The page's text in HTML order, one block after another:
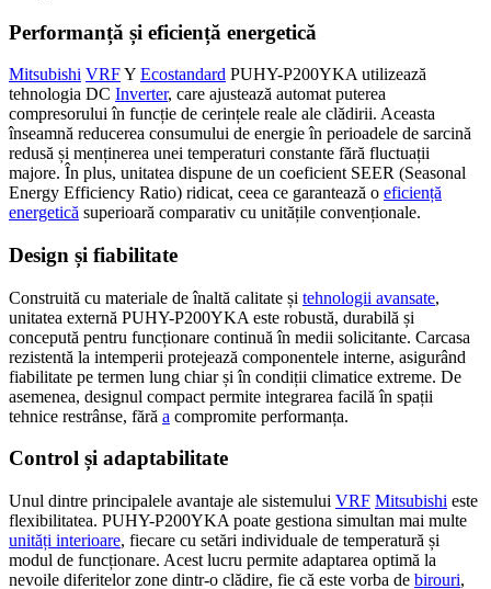
Performanță și eficiență energetică
Mitsubishi VRFY Ecostandard PUHY-P200YKA utilizează
tehnologia DC Inverter, care ajustează automat puterea
compresorului în funcție de cerințele reale ale clădirii. Aceasta
înseamnă reducerea consumului de energie în perioadele de sarcină
redusă și menținerea unei temperaturi constante fără fluctuații
majore. În plus, unitatea dispune de un coeficient SEER (Seasonal
Energy Efficiency Ratio) ridicat, ceea ce garantează o eficiență
energetică superioară comparativ cu unitățile convenționale.
Design și fiabilitate
Construită cu materiale de înaltă calitate și tehnologii avansate,
unitatea externă PUHY-P200YKA este robustă, durabilă și
concepută pentru funcționare continuă în medii solicitante. Carcasa
rezistentă la intemperii protejează componentele interne, asigurând
fiabilitate pe termen lung chiar și în condiții climatice extreme. De
asemenea, designul compact permite integrarea facilă în spații
tehnice restrânse, fără a compromite performanța.
Control și adaptabilitate
Unul dintre principalele avantaje ale sistemului VRF Mitsubishi este
flexibilitatea. PUHY-P200YKA poate gestiona simultan mai multe
unități interioare, fiecare cu setări individuale de temperatură și
modul de funcționare. Acest lucru permite adaptarea optimă la
nevoile diferitelor zone dintr-o clădire, fie că este vorba de birouri,